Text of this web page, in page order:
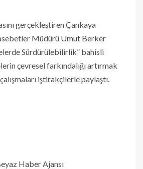
gerçekleştiren Çankaya
Müdürü Umut Berker
Sürdürülebilirlik” bahisli
çevresel farkındalığı artırmak
iştirakçilerle paylaştı.
Haber Ajansı